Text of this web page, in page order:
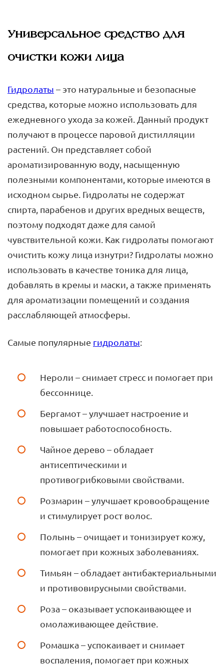
Универсальное средство для
очистки кожи лица
Гидролаты – это натуральные и безопасные
средства, которые можно использовать для
ежедневного ухода за кожей. Данный продукт
получают в процессе паровой дистилляции
растений. Он представляет собой
ароматизированную воду, насыщенную
полезными компонентами, которые имеются в
исходном сырье. Гидролаты не содержат
спирта, парабенов и других вредных веществ,
поэтому подходят даже для самой
чувствительной кожи. Как гидролаты помогают
очистить кожу лица изнутри? Гидролаты можно
использовать в качестве тоника для лица,
добавлять в кремы и маски, а также применять
для ароматизации помещений и создания
расслабляющей атмосферы.
Самые популярные гидролаты:
Нероли – снимает стресс и помогает при
бессоннице.
Бергамот – улучшает настроение и
повышает работоспособность.
Чайное дерево – обладает
антисептическими и
противогрибковыми свойствами.
Розмарин – улучшает кровообращение
и стимулирует рост волос.
Полынь – очищает и тонизирует кожу,
помогает при кожных заболеваниях.
Тимьян – обладает антибактериальными
и противовирусными свойствами.
Роза – оказывает успокаивающее и
омолаживающее действие.
Ромашка – успокаивает и снимает
воспаления, помогает при кожных